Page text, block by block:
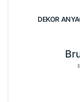
DEKOR